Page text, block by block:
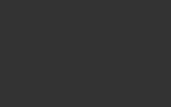
XT-WHISPER